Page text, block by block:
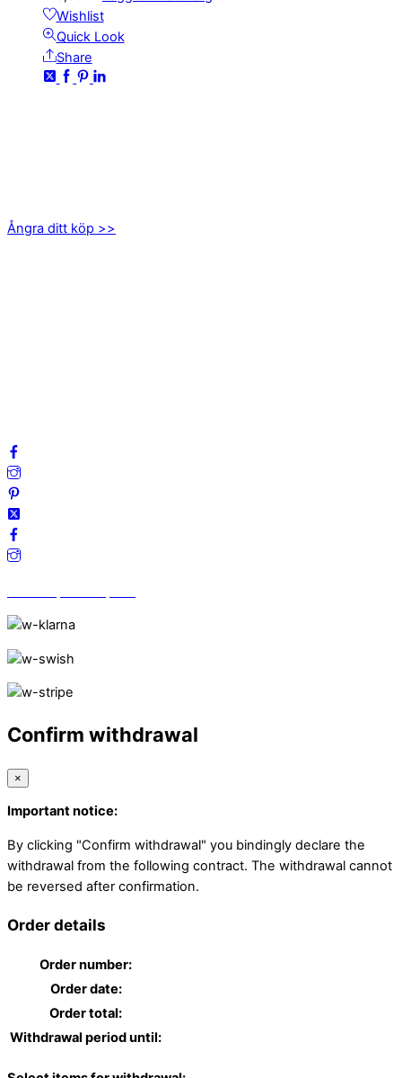
Wishlist
Quick Look
Share
Ångra ditt köp >>
Confirm withdrawal
×
Important notice:
By clicking "Confirm withdrawal" you bindingly declare the
withdrawal from the following contract. The withdrawal cannot
be reversed after confirmation.
Order details
Order number:
Order date:
Order total:
Withdrawal period until: